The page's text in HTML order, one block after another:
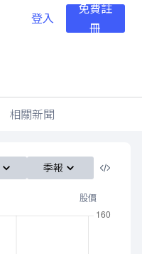
登入
免費註
冊
相關新聞
季報